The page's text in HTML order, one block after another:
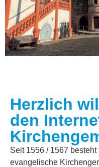
Losung
Herzlich
den
Seit 1556 / 1567
evangelische